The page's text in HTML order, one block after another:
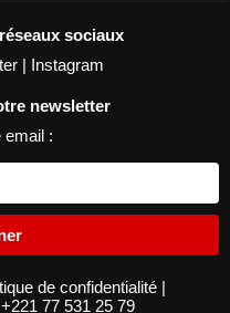
sociaux
| Instagram
newsletter
email :
de confidentialité |
+221 77 531 25 79